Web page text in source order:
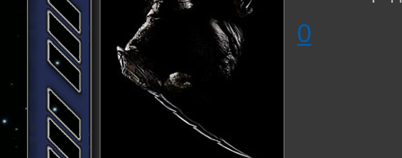
0